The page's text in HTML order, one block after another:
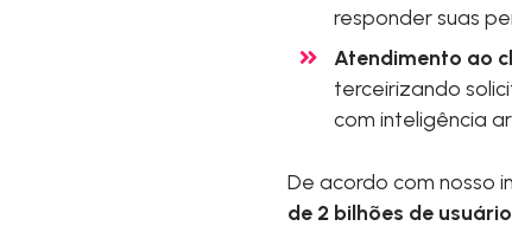
responder suas
Atendimento ao
terceirizando
com inteligência
De acordo com nosso
de 2 bilhões de